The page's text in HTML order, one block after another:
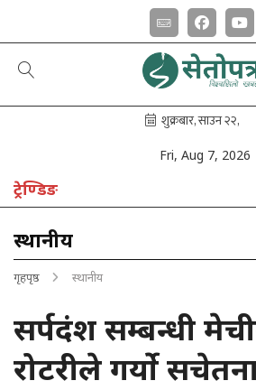
Fri, Aug 7, 2026
ट्रेण्डिङ
विद्यार्थीहरुमा सचेतना कार्यक्रम गरेर मनाईयो ‘ध्वाँसे
स्थानीय
गृहपृष्ठ स्थानीय
सर्पदंश सम्बन्धी
रोटरीले गर्यो